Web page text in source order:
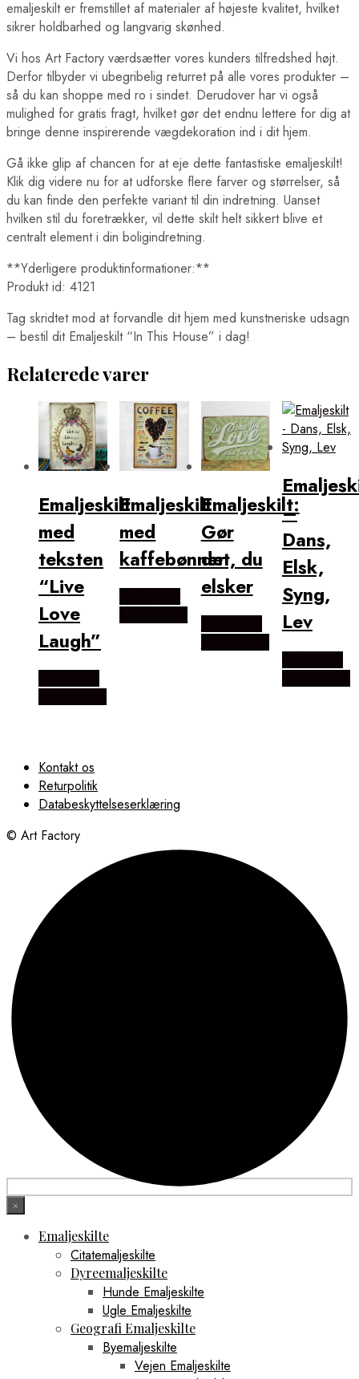
emaljeskilt er fremstillet af materialer af højeste kvalitet, hvilket
sikrer holdbarhed og langvarig skønhed.
Vi hos Art Factory værdsætter vores kunders tilfredshed højt.
Derfor tilbyder vi ubegribelig returret på alle vores produkter –
så du kan shoppe med ro i sindet. Derudover har vi også
mulighed for gratis fragt, hvilket gør det endnu lettere for dig at
bringe denne inspirerende vægdekoration ind i dit hjem.
Gå ikke glip af chancen for at eje dette fantastiske emaljeskilt!
Klik dig videre nu for at udforske flere farver og størrelser, så
du kan finde den perfekte variant til din indretning. Uanset
hvilken stil du foretrækker, vil dette skilt helt sikkert blive et
centralt element i din boligindretning.
**Yderligere produktinformationer:**
Produkt id: 4121
Tag skridtet mod at forvandle dit hjem med kunstneriske udsagn
– bestil dit Emaljeskilt “In This House” i dag!
Relaterede varer
Emaljeskilt
med
teksten
“Live
Love
Laugh”
Emaljeskilt
med
kaffebønner
Emaljeskilt:
Gør
det, du
elsker
–
Dans,
Elsk,
Syng,
Lev
Kontakt os
Returpolitik
Databeskyttelseserklæring
© Art Factory
×
Emaljeskilte
Citatemaljeskilte
Dyreemaljeskilte
Hunde Emaljeskilte
Ugle Emaljeskilte
Geografi Emaljeskilte
Byemaljeskilte
Vejen Emaljeskilte